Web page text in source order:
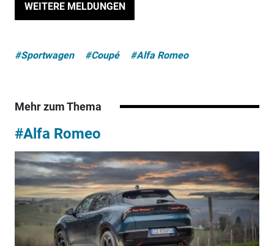
WEITERE MELDUNGEN
#Sportwagen #Coupé #Alfa Romeo
Mehr zum Thema
#Alfa Romeo